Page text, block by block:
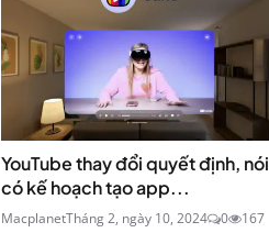
YouTube thay đổi quyết định, nói
có kế hoạch tạo app...
MacplanetTháng 2, ngày 10, 2024 0 167